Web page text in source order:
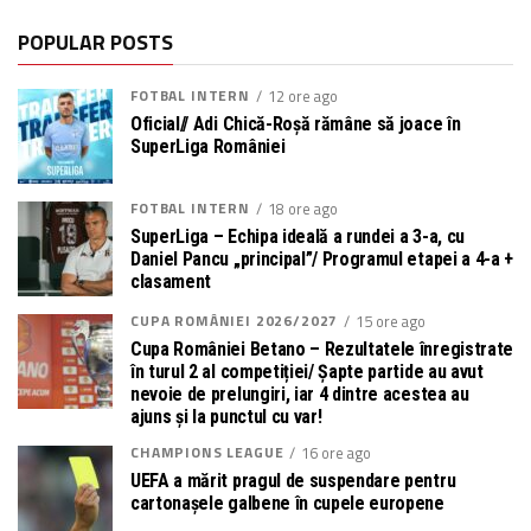
POPULAR POSTS
FOTBAL INTERN 12 ore ago
Oficial// Adi Chică-Roșă rămâne să joace în
SuperLiga României
FOTBAL INTERN 18 ore ago
SuperLiga – Echipa ideală a rundei a 3-a, cu
Daniel Pancu „principal”/ Programul etapei a 4-a +
clasament
CUPA ROMÂNIEI 2026/2027
15 ore ago
Cupa României Betano – Rezultatele înregistrate
în turul 2 al competiției/ Șapte partide au avut
nevoie de prelungiri, iar 4 dintre acestea au
ajuns și la punctul cu var!
CHAMPIONS LEAGUE
16 ore ago
UEFA a mărit pragul de suspendare pentru
cartonașele galbene în cupele europene